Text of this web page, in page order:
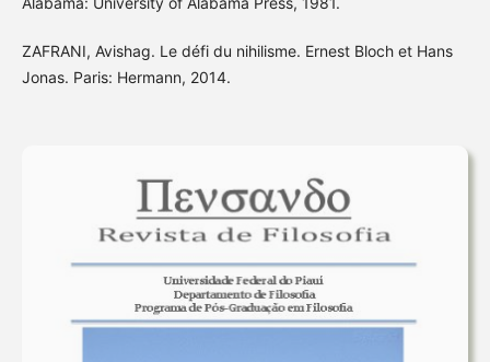
ZAFRANI, Avishag. Le défi du nihilisme. Ernest Bloch et Hans
Jonas. Paris: Hermann, 2014.